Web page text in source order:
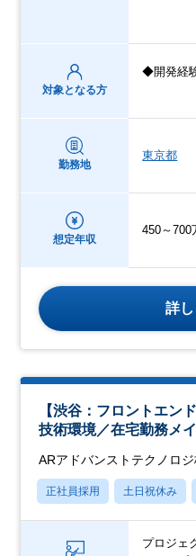
対象となる方
◆開発経
勤務地
東京都
想定年収
450～700
詳
【渋谷：フロントエン
技術環境／在宅勤務メ
ARアドバンストテクノロ
正社員採用 土日祝休み
プロジェ